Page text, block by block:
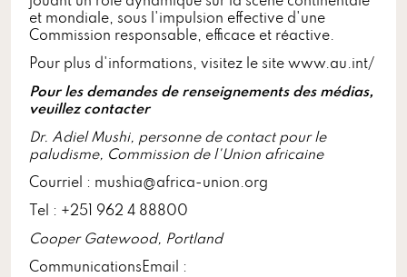
et mondiale, sous l'impulsion effective d'une
Commission responsable, efficace et réactive.
Pour plus d'informations, visitez le site www.au.int/
Pour les demandes de renseignements des médias,
veuillez contacter
Dr. Adiel Mushi, personne de contact pour le
paludisme, Commission de l'Union africaine
Courriel : mushia@africa-union.org
Tel : +251 962 4 88800
Cooper Gatewood, Portland
CommunicationsEmail :